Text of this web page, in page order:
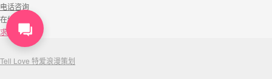
电话咨询
在线咨询
求婚套餐
Tell Love 特爱浪漫策划